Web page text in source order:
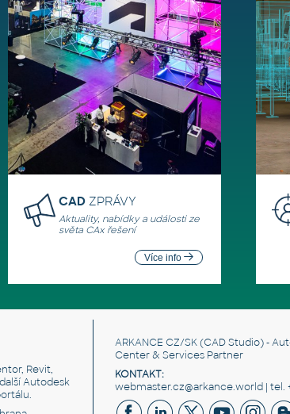
CAD ZPRÁVY
Aktuality, nabídky a události ze
světa CAx řešení
Více info
Revit,
Autodesk
.
ARKANCE CZ/SK(CAD Studio) -
Center & Services Partner
KONTAKT:
webmaster.cz@arkance.world | tel.